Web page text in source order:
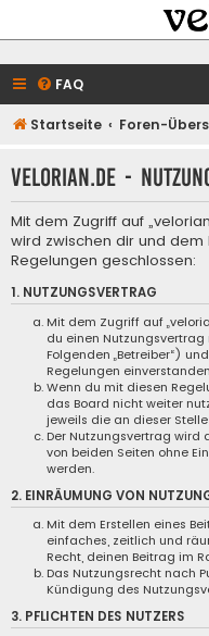
FAQ
Startseite Foren-
velorian.de -
Mit dem Zugriff auf
wird zwischen dir und
Regelungen geschlossen:
1. NUTZUNGSVERTRAG
Mit dem Zugriff auf
du einen
Folgenden „Betreiber“)
Regelungen
Wenn du mit diesen
das Board nicht weiter
jeweils die an dieser
Der Nutzungsvertrag wird
von beiden Seiten ohne
werden.
2. EINRÄUMUNG VON
Mit dem Erstellen eines
einfaches, zeitlich und
Recht, deinen Beitrag im
Das Nutzungsrecht nach
Kündigung des
3. PFLICHTEN DES NUTZERS